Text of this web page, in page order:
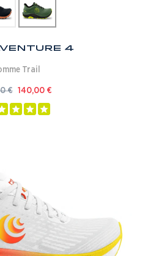
4
Trail
€ 140,00 €